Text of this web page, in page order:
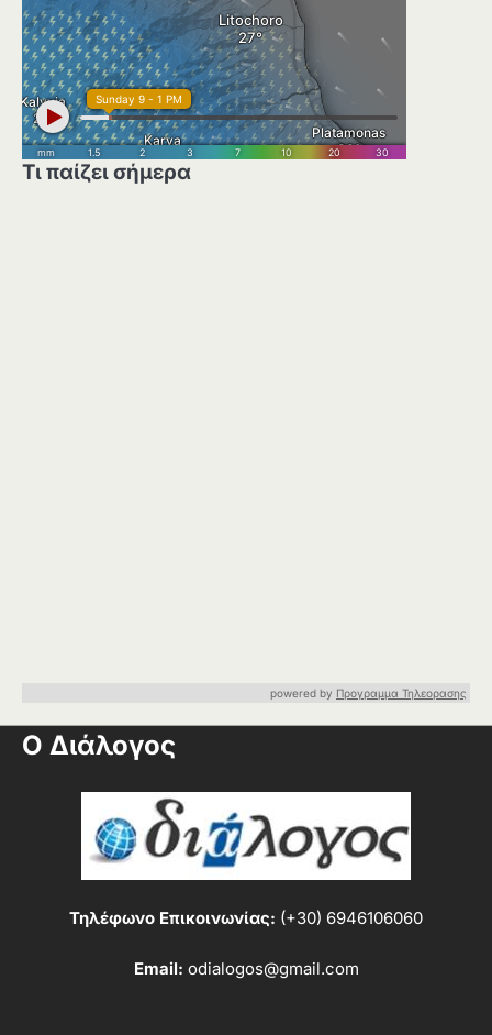
Τι παίζει σήμερα
powered by Προγραμμα Τηλεορασης
Ο Διάλογος
Τηλέφωνο Επικοινωνίας: (+30) 6946106060
Email: odialogos@gmail.com